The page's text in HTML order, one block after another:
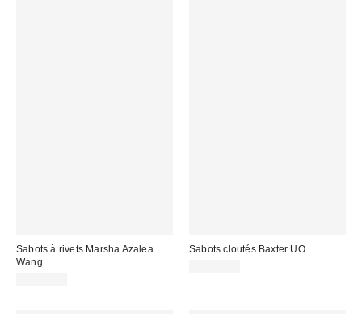
Sabots à rivets Marsha Azalea
Wang
Sabots cloutés Baxter UO